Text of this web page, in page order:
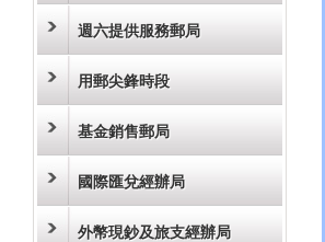
週六提供服務郵局
用郵尖鋒時段
基金銷售郵局
國際匯兌經辦局
外幣現鈔及旅支經辦局